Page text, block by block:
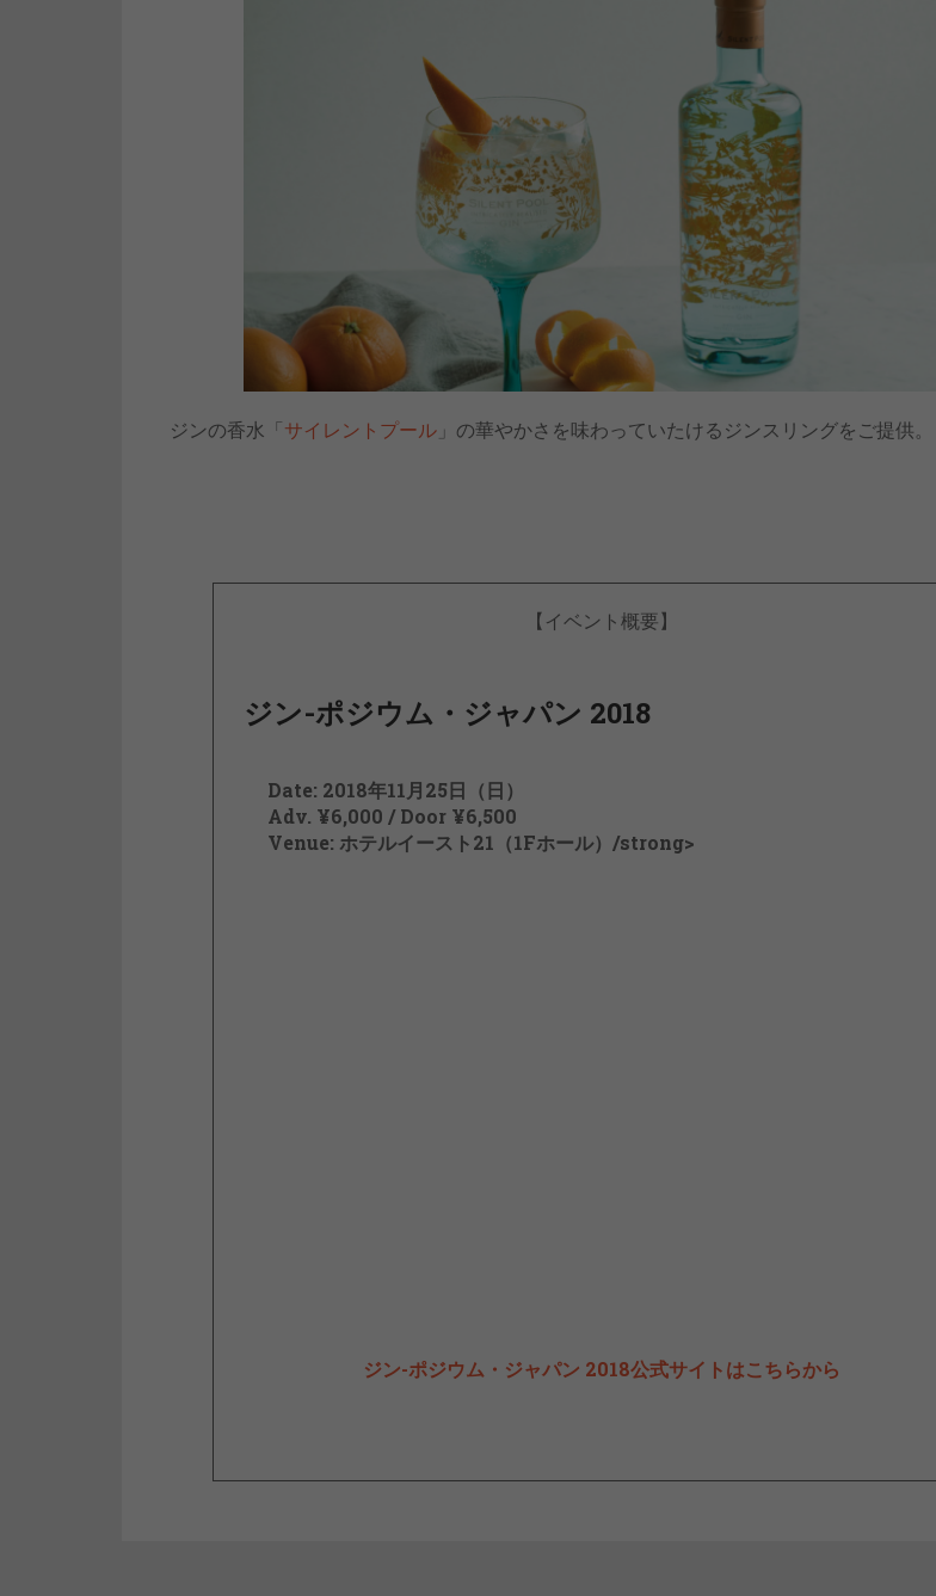
ジンの香水「サイレントプール 」の華やかさを味わっていたけるジンスリングをご提供。
【イベント概要】
ジン-ポジウム・ジャパン 2018
Date: 2018年11月25日（日）
Adv. ¥6,000 / Door ¥6,500
Venue: ホテルイースト21（1Fホール）/strong>
ジン-ポジウム・ジャパン 2018公式サイトはこちらから